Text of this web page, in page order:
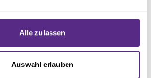
um Inhalte und Anzeigen zu
Zugriffe auf unsere Website zu
geben wir Informationen zu Ihrer
Alle zulassen
Auswahl erlauben
sind wir nachts noch mit dem Bus nach Osnabrück
dann im Café von Reinhard Coppenrath, dem